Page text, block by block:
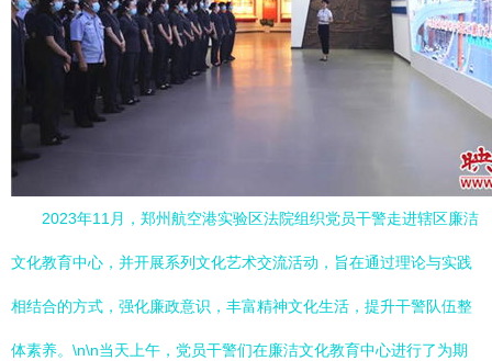
2023年11月，郑州航空港实验区法院组织党员干警走进辖区廉洁
文化教育中心，并开展系列文化艺术交流活动，旨在通过理论与实践
相结合的方式，强化廉政意识，丰富精神文化生活，提升干警队伍整
体素养。\n\n当天上午，党员干警们在廉洁文化教育中心进行了为期